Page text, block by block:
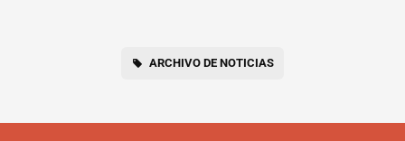
ARCHIVO DE NOTICIAS